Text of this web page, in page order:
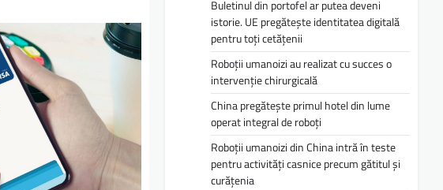
Buletinul din portofel ar putea deveni
istorie. UE pregătește identitatea digitală
pentru toți cetățenii
Roboții umanoizi au realizat cu succes o
intervenție chirurgicală
China pregătește primul hotel din lume
operat integral de roboți
Roboții umanoizi din China intră în teste
pentru activități casnice precum gătitul și
curățenia